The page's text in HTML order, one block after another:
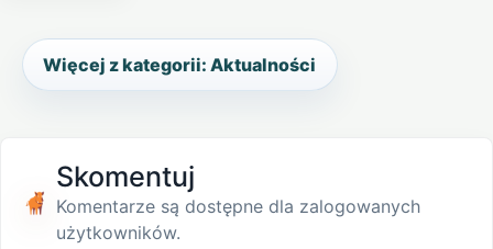
Więcej z kategorii: Aktualności
Skomentuj
Komentarze są dostępne dla zalogowanych
użytkowników.